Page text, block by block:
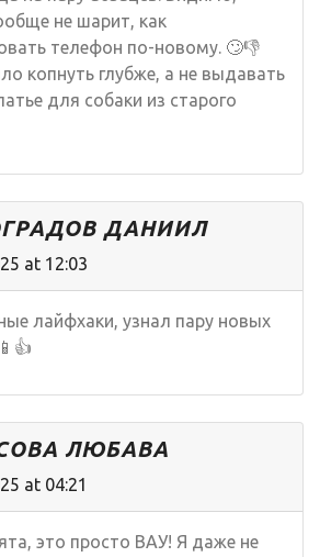
не шарит, как
телефон по-новому. 🙄👎
копнуть глубже, а не выдавать
для собаки из старого
ДАНИИЛ
at 12:03
лайфхаки, узнал пару новых
ЛЮБАВА
at 04:21
это просто ВАУ! Я даже не